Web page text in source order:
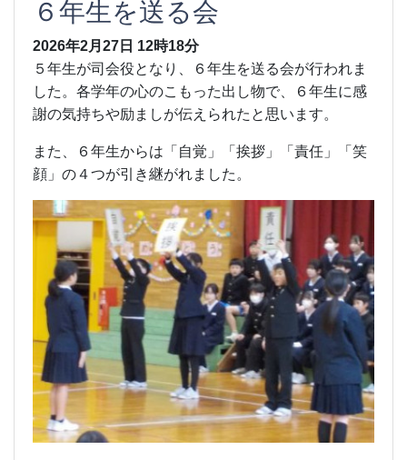
６年生を送る会
2026年2月27日 12時18分
５年生が司会役となり、６年生を送る会が行われま
した。各学年の心のこもった出し物で、６年生に感
謝の気持ちや励ましが伝えられたと思います。
また、６年生からは「自覚」「挨拶」「責任」「笑
顔」の４つが引き継がれました。